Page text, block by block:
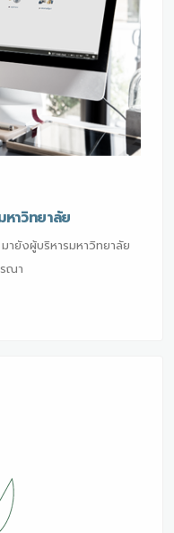
หาวิทยาลัย
ายังผู้บริหารมหาวิทยาลัย
ณา